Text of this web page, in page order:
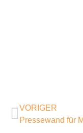
VORIGER